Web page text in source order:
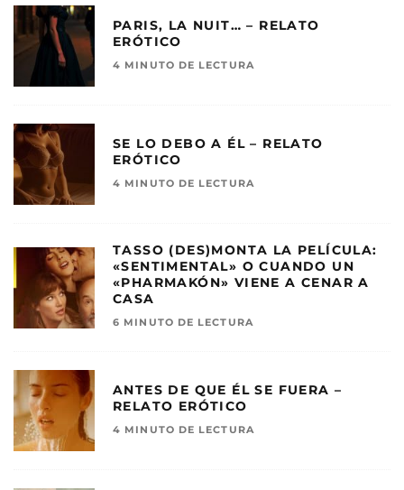
PARIS, LA NUIT… – RELATO
ERÓTICO
4 MINUTO DE LECTURA
SE LO DEBO A ÉL – RELATO
ERÓTICO
4 MINUTO DE LECTURA
TASSO (DES)MONTA LA PELÍCULA:
«SENTIMENTAL» O CUANDO UN
«PHARMAKÓN» VIENE A CENAR A
CASA
6 MINUTO DE LECTURA
ANTES DE QUE ÉL SE FUERA –
RELATO ERÓTICO
4 MINUTO DE LECTURA